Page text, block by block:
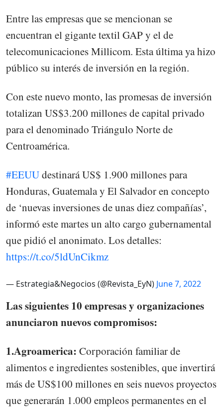
Entre las empresas que se mencionan se
encuentran el gigante textil GAP y el de
telecomunicaciones Millicom. Esta última ya hizo
público su interés de inversión en la región.
Con este nuevo monto, las promesas de inversión
totalizan US$3.200 millones de capital privado
para el denominado Triángulo Norte de
Centroamérica.
#EEUUdestinará US$ 1.900 millones para
Honduras, Guatemala y El Salvador en concepto
de ‘nuevas inversiones de unas diez compañías’,
informó este martes un alto cargo gubernamental
que pidió el anonimato. Los detalles:
https://t.co/5ldUnCikmz
— Estrategia&Negocios (@Revista_EyN) June 7, 2022
Las siguientes 10 empresas y organizaciones
anunciaron nuevos compromisos:
1.Agroamerica: Corporación familiar de
alimentos e ingredientes sostenibles, que invertirá
más de US$100 millones en seis nuevos proyectos
que generarán 1.000 empleos permanentes en el